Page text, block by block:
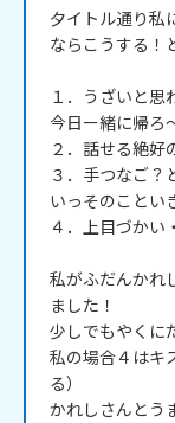
夕イトル通り私
ならこうする！
１．うざいと思
今日ー緒に帰ろ
２．話せる絶好
３．手つなご？
いっそのことい
４．上目づかい
私がふだんかれ
ました！
少しでもやくに
私の場合４はキ
る）
かれしさんとう